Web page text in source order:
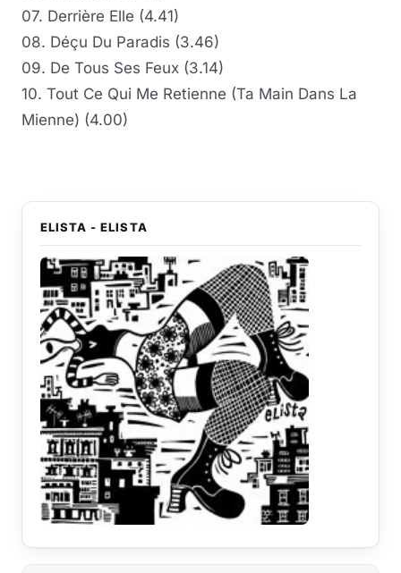
07. Derrière Elle (4.41)
08. Déçu Du Paradis (3.46)
09. De Tous Ses Feux (3.14)
10. Tout Ce Qui Me Retienne (Ta Main Dans La
Mienne) (4.00)
ELISTA - ELISTA